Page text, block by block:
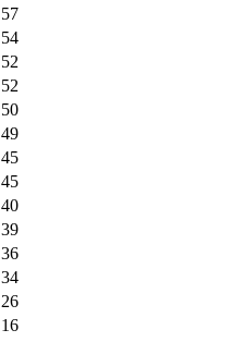
57
54
52
52
50
49
45
45
40
39
36
34
26
16